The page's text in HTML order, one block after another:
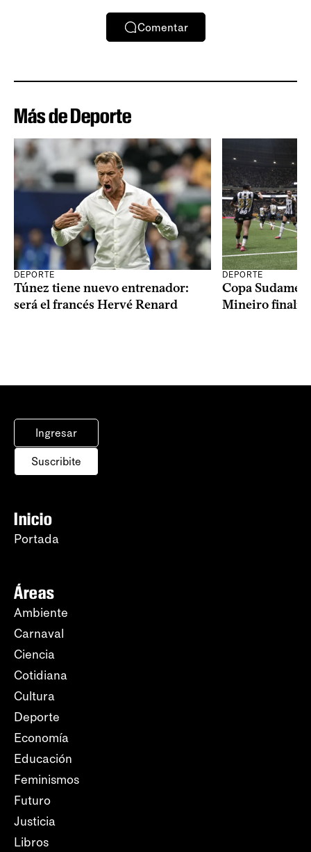
Comentar
Más de Deporte
DEPORTE
Túnez tiene nuevo entrenador:
será el francés Hervé Renard
DEPORTE
Copa
Mineiro
Ingresar
Suscribite
Inicio
Portada
Áreas
Ambiente
Carnaval
Ciencia
Cotidiana
Cultura
Deporte
Economía
Educación
Feminismos
Futuro
Justicia
Libros